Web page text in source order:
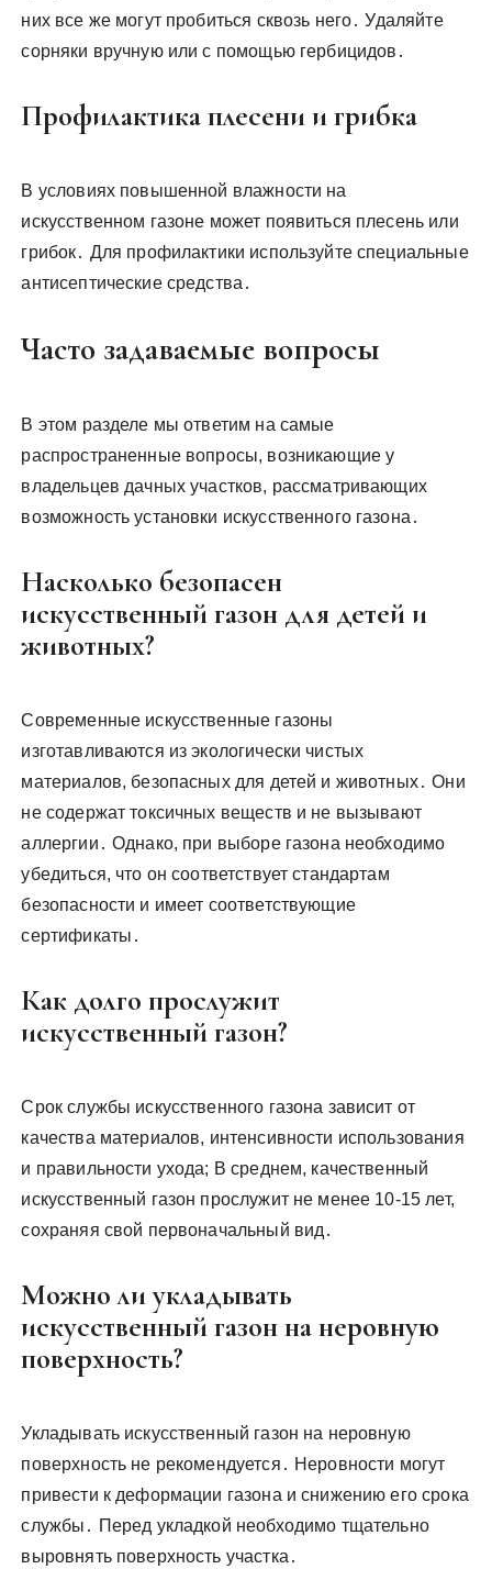
них все же могут пробиться сквозь него․ Удаляйте
сорняки вручную или с помощью гербицидов․
Профилактика плесени и грибка
В условиях повышенной влажности на
искусственном газоне может появиться плесень или
грибок․ Для профилактики используйте специальные
антисептические средства․
Часто задаваемые вопросы
В этом разделе мы ответим на самые
распространенные вопросы, возникающие у
владельцев дачных участков, рассматривающих
возможность установки искусственного газона․
Насколько безопасен
искусственный газон для детей и
животных?
Современные искусственные газоны
изготавливаются из экологически чистых
материалов, безопасных для детей и животных․ Они
не содержат токсичных веществ и не вызывают
аллергии․ Однако, при выборе газона необходимо
убедиться, что он соответствует стандартам
безопасности и имеет соответствующие
сертификаты․
Как долго прослужит
искусственный газон?
Срок службы искусственного газона зависит от
качества материалов, интенсивности использования
и правильности ухода; В среднем, качественный
искусственный газон прослужит не менее 10-15 лет,
сохраняя свой первоначальный вид․
Можно ли укладывать
искусственный газон на неровную
поверхность?
Укладывать искусственный газон на неровную
поверхность не рекомендуется․ Неровности могут
привести к деформации газона и снижению его срока
службы․ Перед укладкой необходимо тщательно
выровнять поверхность участка․